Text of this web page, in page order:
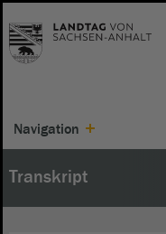
Navigation
Transkript